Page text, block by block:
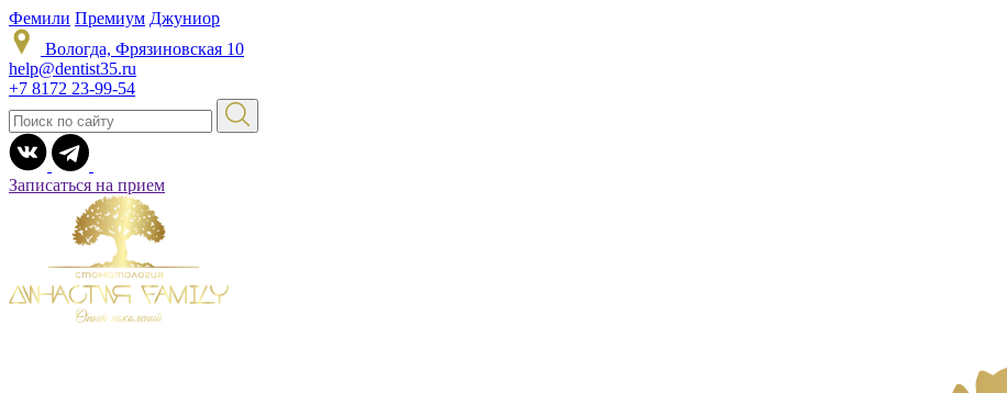
Фемили Премиум Джуниор
Вологда, Фрязиновская 10
help@dentist35.ru
+7 8172 23-99-54
Записаться на прием